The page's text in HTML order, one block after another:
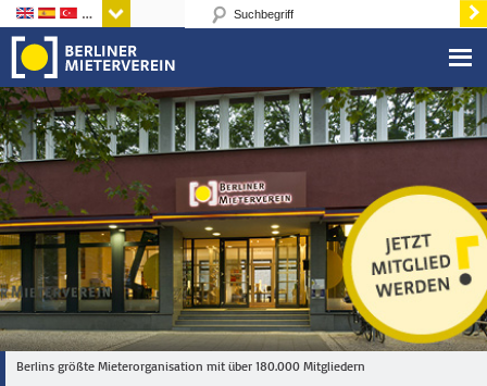
Sprachen
Berlins größte Mieterorganisation mit über 180.000 Mitgliedern